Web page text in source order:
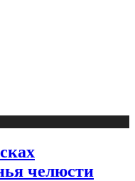
челюсти